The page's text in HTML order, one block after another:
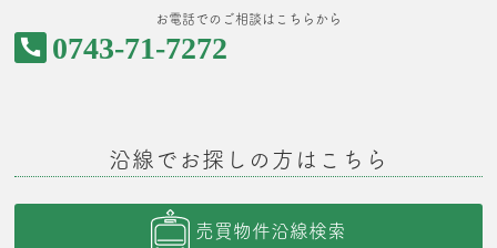
お電話でのご相談はこちらから
0743-71-7272
沿線でお探しの方はこちら
売買物件沿線検索